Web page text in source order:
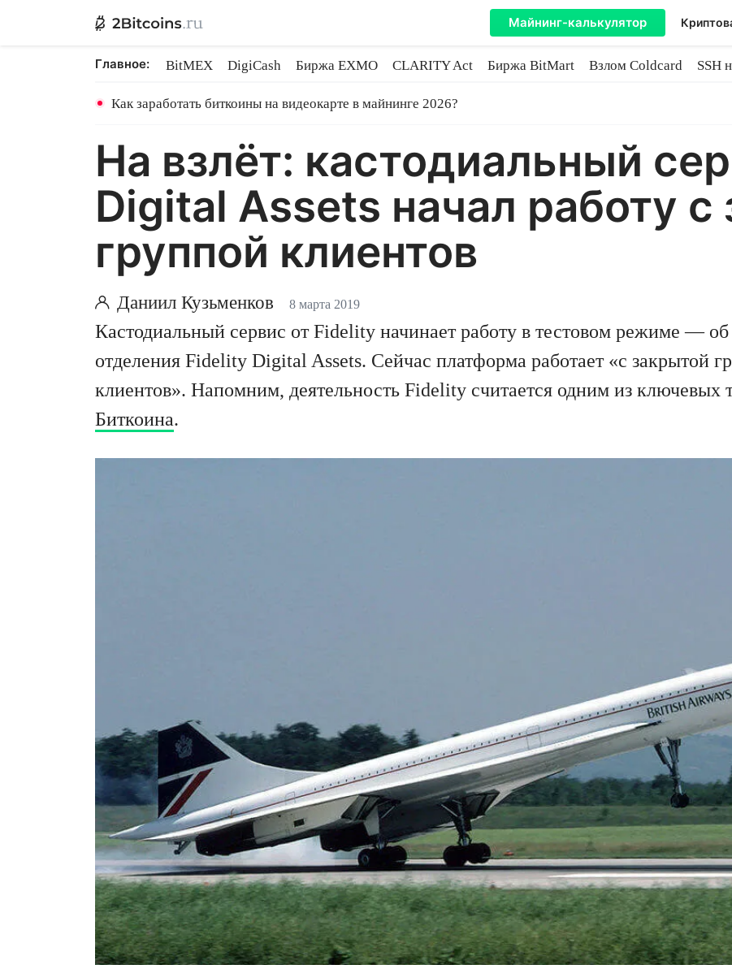
Майнинг-калькулятор
Главное: BitMEX DigiCash Биржа EXMO CLARITY Act Биржа BitMart Взлом Coldcard SSH
Как заработать биткоины на видеокарте в майнинге 2026?
На взлёт: кастодиальный
Digital Assets начал работу с
группой клиентов
Даниил Кузьменков 8 марта 2019
Кастодиальный сервис от Fidelity начинает работу в тестовом режиме —
отделения Fidelity Digital Assets. Сейчас платформа работает «с закрытой
клиентов». Напомним, деятельность Fidelity считается одним из ключевых
Биткоина.